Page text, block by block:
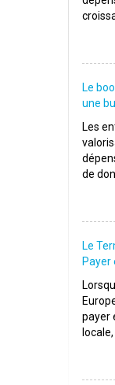
Le
une
Les
de
Le
Payer
payer